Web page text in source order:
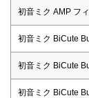
初音ミク AMP フ
初音ミク BiCute
初音ミク BiCute
初音ミク BiCute